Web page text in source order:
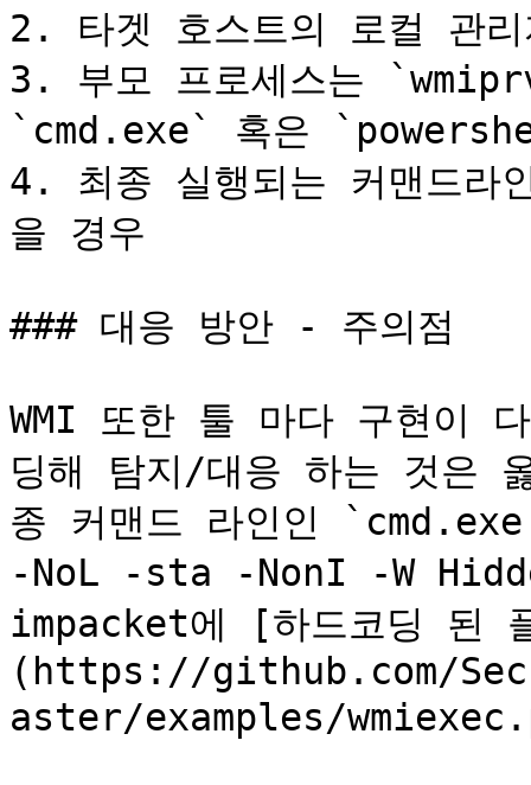
2. 타겟 호스트의 로컬 관
3. 부모 프로세스는
`cmd.exe` 혹은
4. 최종 실행되는 커맨드라
을 경우
### 대응 방안 - 주의점
WMI 또한 툴 마다 구현이
딩해 탐지/대응 하는 것은
종 커맨드 라인인
-NoL -sta -NonI -W
impacket에 [하드코딩 된
(https://github.com/
aster/examples/